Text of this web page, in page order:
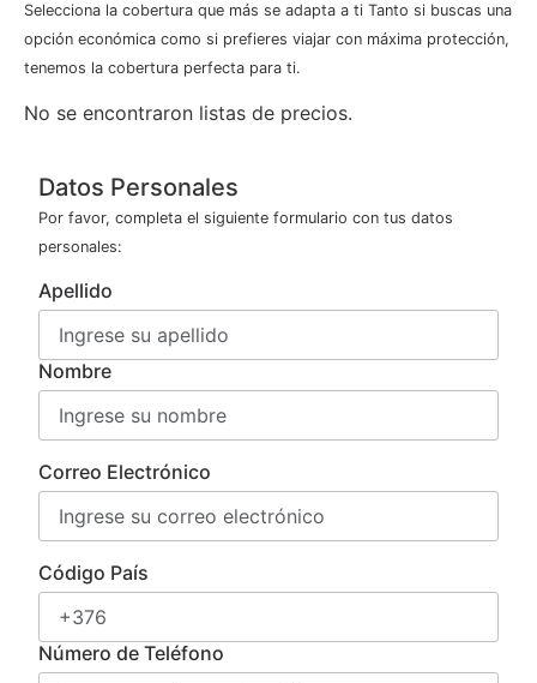
Selecciona la cobertura que más se adapta a ti Tanto si buscas una
opción económica como si prefieres viajar con máxima protección,
tenemos la cobertura perfecta para ti.
No se encontraron listas de precios.
Datos Personales
Por favor, completa el siguiente formulario con tus datos
personales:
Apellido
Nombre
Correo Electrónico
Código País
Número de Teléfono